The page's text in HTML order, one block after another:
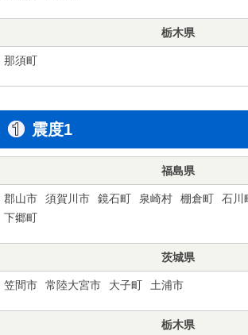
栃木県
那須町
震度1
福島県
郡山市 須賀川市 鏡石町 泉崎村 棚倉町 石川
下郷町
茨城県
笠間市 常陸大宮市 大子町 土浦市
栃木県